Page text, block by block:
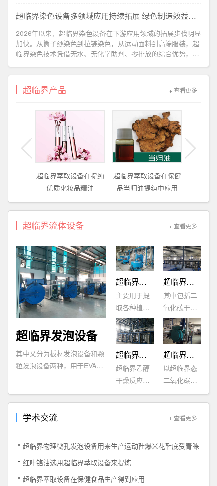
超临界染色设备多领域应用持续拓展 绿色制造效益日益凸显
2026年以来，超临界染色设备在下游应用领域的拓展步伐明显
加快。从筒子纱染色到拉链染色，从运动面料到高端服装，超
临界染色技术凭借无水、无化学助剂、零排放的综合优势，在
突破染色品质显著提...
超临界产品 + 查看更多
超临界萃取设备在提纯
优质化妆品精油
超临界萃取设备在保健
品当归油提纯中应用
超临界流体设备 + 查看更多
超临界发泡设备
其中又分为板材发泡设备和颗
粒发泡设备两种，用于EVA、
泡。
超临界萃取设备
主要用于提
取各种植物
精油、色
素、香精香
料和中药的
有效成分
等，广泛用
于食品、保
健品和中药
加工等行
超临界二氧化碳干燥设备
其中包括二
氧化碳干燥
设备和乙醇
干燥设备两
种，用于新
型气凝胶纳
米保温材料
的制备。...
超临界乙醇干燥设备
超临界乙醇
干燥反应装
置该装置广
泛应用于化
行业对物料
进行反应实
验。根据用
户要求，以
超临界染色设备
以超临界态
二氧化碳代
替水作为溶
剂进行无水
染色，以解
造成的环境
污染和节约
学术交流 + 查看更多
超临界物理微孔发泡设备用来生产运动鞋爆米花鞋底受青睐
红叶铬油选用超临界萃取设备来提炼
超临界萃取设备在保健食品生产得到应用